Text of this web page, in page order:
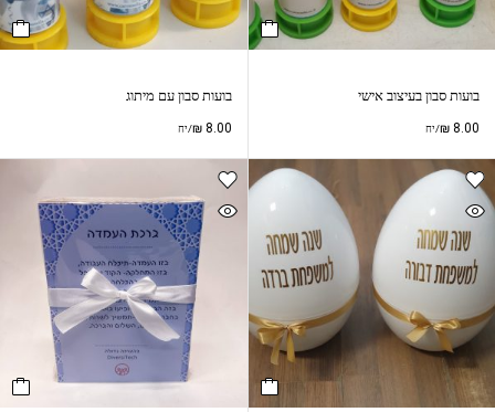
בועות סבון בעיצוב אישי
₪ 8.00 /יח
בועות סבון עם מיתוג
₪8.00 /יח